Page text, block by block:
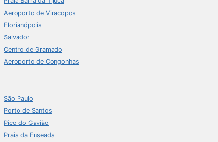
Aeroporto de Viracopos
Florianópolis
Salvador
Centro de Gramado
Aeroporto de Congonhas
São Paulo
Porto de Santos
Pico do Gavião
Praia da Enseada